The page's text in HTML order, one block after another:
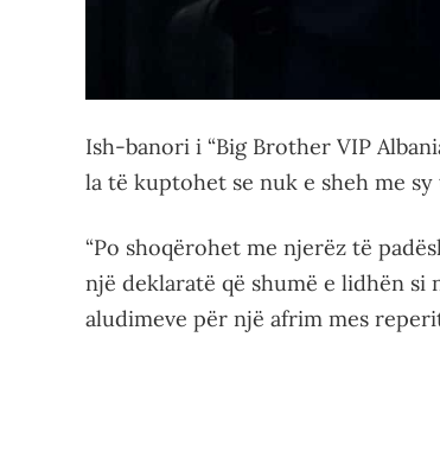
Ish-banori i “Big Brother VIP
la të kuptohet se nuk e sheh me
“Po shoqërohet me njerëz të
një deklaratë që shumë e lidhën
aludimeve për një afrim mes